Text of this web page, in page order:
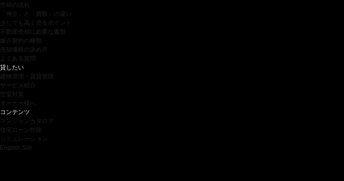
売却の流れ
「仲介」と「買取」の違い
少しでも高く売るポイント
不動産売却に必要な書類
媒介契約の種類
売却価格の決め方
よくある質問
貸したい
建物管理・賃貸管理
サービス紹介
空室対策
オーナー様へ
コンテンツ
マンションカタログ
住宅ローン控除
シミュレーション
English Site